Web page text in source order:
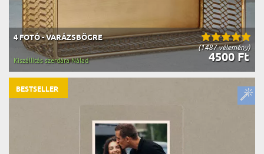
(1487 vélemény)
4 FOTÓ - VARÁZSBÖGRE
4500 Ft
Kiszállítás szerdára Nálad
BESTSELLER